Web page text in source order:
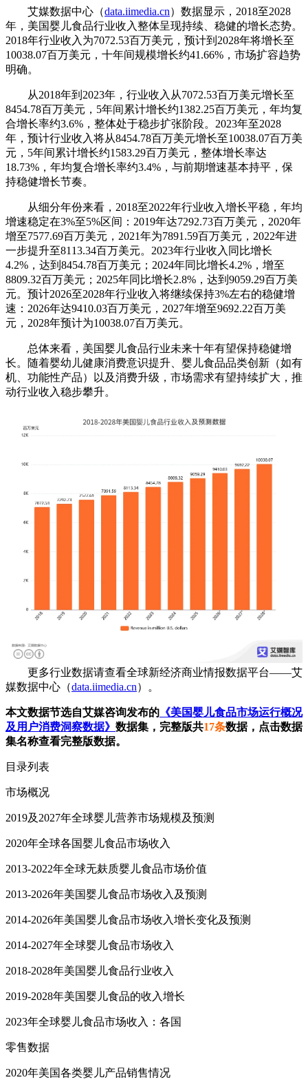
艾媒数据中心（data.iimedia.cn）数据显示，2018至2028
年，美国婴儿食品行业收入整体呈现持续、稳健的增长态势。
2018年行业收入为7072.53百万美元，预计到2028年将增长至
10038.07百万美元，十年间规模增长约41.66%，市场扩容趋势
明确。
从2018年到2023年，行业收入从7072.53百万美元增长至
8454.78百万美元，5年间累计增长约1382.25百万美元，年均复
合增长率约3.6%，整体处于稳步扩张阶段。2023年至2028
年，预计行业收入将从8454.78百万美元增长至10038.07百万美
元，5年间累计增长约1583.29百万美元，整体增长率达
18.73%，年均复合增长率约3.4%，与前期增速基本持平，保
持稳健增长节奏。
从细分年份来看，2018至2022年行业收入增长平稳，年均
增速稳定在3%至5%区间：2019年达7292.73百万美元，2020年
增至7577.69百万美元，2021年为7891.59百万美元，2022年进
一步提升至8113.34百万美元。2023年行业收入同比增长
4.2%，达到8454.78百万美元；2024年同比增长4.2%，增至
8809.32百万美元；2025年同比增长2.8%，达到9059.29百万美
元。预计2026至2028年行业收入将继续保持3%左右的稳健增
速：2026年达9410.03百万美元，2027年增至9692.22百万美
元，2028年预计为10038.07百万美元。
总体来看，美国婴儿食品行业未来十年有望保持稳健增
长。随着婴幼儿健康消费意识提升、婴儿食品品类创新（如有
机、功能性产品）以及消费升级，市场需求有望持续扩大，推
动行业收入稳步攀升。
更多行业数据请查看全球新经济商业情报数据平台——艾
媒数据中心（data.iimedia.cn）。
本文数据节选自艾媒咨询发布的 《美国婴儿食品市场运行概况
及用户消费洞察数据》 数据集，完整版共17条数据，点击数据
集名称查看完整版数据。
目录列表
市场概况
2019及2027年全球婴儿营养市场规模及预测
2020年全球各国婴儿食品市场收入
2013-2022年全球无麸质婴儿食品市场价值
2013-2026年美国婴儿食品市场收入及预测
2014-2026年美国婴儿食品市场收入增长变化及预测
2014-2027年全球婴儿食品市场收入
2018-2028年美国婴儿食品行业收入
2019-2028年美国婴儿食品的收入增长
2023年全球婴儿食品市场收入：各国
零售数据
2020年美国各类婴儿产品销售情况